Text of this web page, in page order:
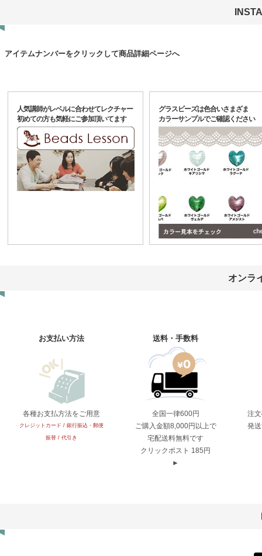
アイテムナンバーをクリックして商品詳細ページへ
人気講師がレベルに合わせてレクチャー
初めての方も気軽にご参加頂いてます
グラスビーズは色合いさまざま
カラーサンプルでご確認ください
オンラ
お支払い方法
各種お支払方法をご用意
クレジットカード / 銀行振込・郵便
振替 / 代引き
送料・手数料
全国一律600円
ご購入金額8,000円以上で
宅配送料無料です
クリックポスト 185円
►
注
発